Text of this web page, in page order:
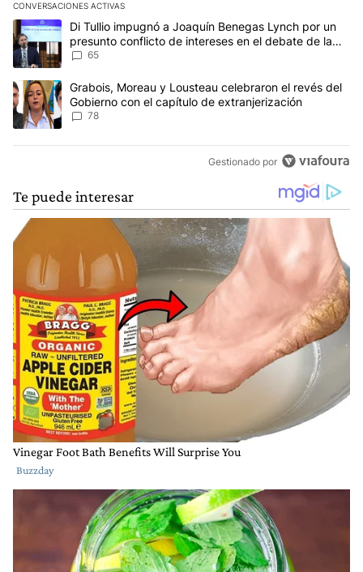
CONVERSACIONES ACTIVAS
Este listado muestra los artículos con más comentarios en los
Un artículo de tendencia con el título "Di Tullio impugnó a
Di Tullio impugnó a Joaquín Benegas Lynch por un
presunto conflicto de intereses en el debate de la
Ley de Tierras
65
Un artículo de tendencia con el título "Grabois, Moreau y
Grabois, Moreau y Lousteau celebraron el revés del
Gobierno con el capítulo de extranjerización
78
Gestionado por